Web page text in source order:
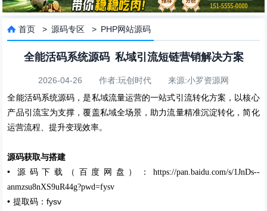
 首页 >源码专区 > PHP网站源码
全能活码系统源码 私域引流短链营销解决方案
2026-04-26 作者:玩创时代 来源:小罗资源网
全能活码系统源码，是私域流量运营的一站式引流转化方案，以核心
产品引流宝为支撑，覆盖私域全场景，助力流量精准沉淀转化，简化
运营流程、提升变现效率。
源码获取与搭建
•
源码下载（百度网盘）：https://pan.baidu.com/s/1JnDs--
anmzsu8nXS9uR44g?pwd=fysv
• 提取码：fysv